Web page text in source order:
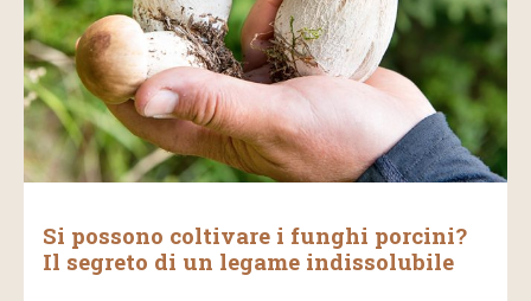
Si possono coltivare i funghi porcini?
Il segreto di un legame indissolubile